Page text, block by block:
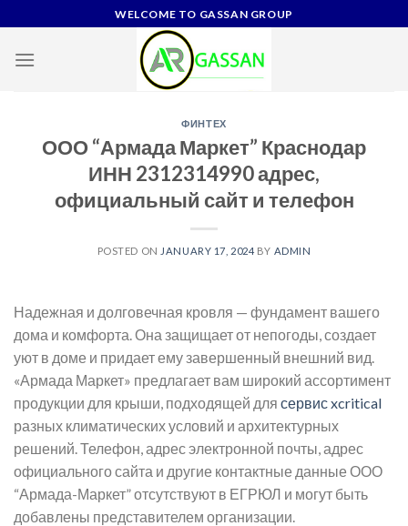
to
content
WELCOME TO GASSAN GROUP
ФИНТЕХ
ООО “Армада Маркет” Краснодар
ИНН 2312314990 адрес,
официальный сайт и телефон
POSTED ON JANUARY 17, 2024 BY ADMIN
Надежная и долговечная кровля — фундамент вашего
дома и комфорта. Она защищает от непогоды, создает
уют в доме и придает ему завершенный внешний вид.
«Армада Маркет» предлагает вам широкий ассортимент
продукции для крыши, подходящей для сервис xcritical
разных климатических условий и архитектурных
решений. Телефон, адрес электронной почты, адрес
официального сайта и другие контактные данные ООО
“Армада-Маркет” отсутствуют в ЕГРЮЛ и могут быть
добавлены представителем организации.